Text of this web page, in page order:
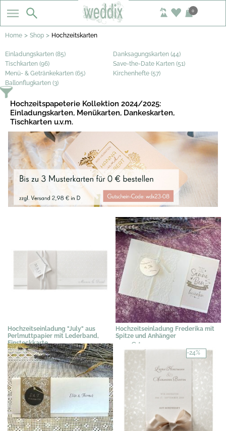
0
Home > Shop > Hochzeitskarten
Einladungskarten (85)
Danksagungskarten (44)
Tischkarten (96)
Save-the-Date Karten (51)
Menü- & Getränkekarten (65)
Kirchenhefte (57)
Ballonflugkarten (3)
Hochzeitspapeterie Kollektion 2024/2025:
Einladungskarten, Menükarten, Dankeskarten,
Tischkarten u.v.m.
Hochzeitseinladung "July" aus
Perlmuttpapier mit Lederband,
Einsteckkarte
3,07 €*
Hochzeitseinladung Frederika mit
Spitze und Anhänger
2,39 € *
-24%